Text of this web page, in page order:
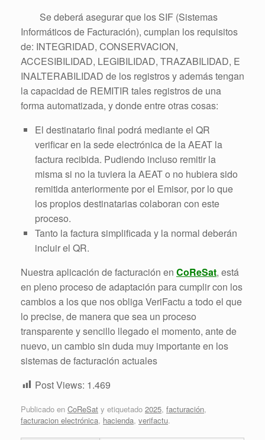
Se deberá asegurar que los SIF (Sistemas
Informáticos de Facturación), cumplan los requisitos
de: INTEGRIDAD, CONSERVACION,
ACCESIBILIDAD, LEGIBILIDAD, TRAZABILIDAD, E
INALTERABILIDAD de los registros y además tengan
la capacidad de REMITIR tales registros de una
forma automatizada, y donde entre otras cosas:
El destinatario final podrá mediante el QR
verificar en la sede electrónica de la AEAT la
factura recibida. Pudiendo incluso remitir la
misma si no la tuviera la AEAT o no hubiera sido
remitida anteriormente por el Emisor, por lo que
los propios destinatarias colaboran con este
proceso.
Tanto la factura simplificada y la normal deberán
incluir el QR.
Nuestra aplicación de facturación en CoReSat, está
en pleno proceso de adaptación para cumplir con los
cambios a los que nos obliga VeriFactu a todo el que
lo precise, de manera que sea un proceso
transparente y sencillo llegado el momento, ante de
nuevo, un cambio sin duda muy importante en los
sistemas de facturación actuales
Post Views: 1.469
Publicado en CoReSat y etiquetado 2025, facturación,
facturacion electrónica, hacienda, verifactu.